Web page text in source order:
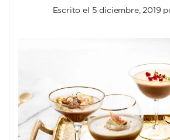
Escrito el 5 diciembre, 2019